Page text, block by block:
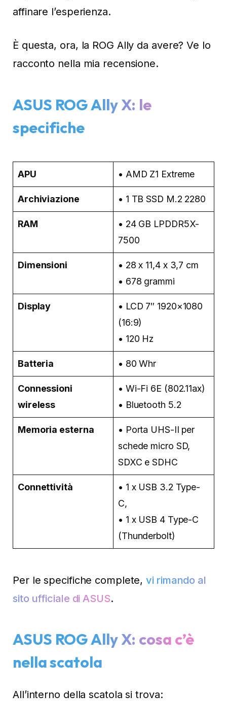
affinare l’esperienza.
È questa, ora, la ROG Ally da avere? Ve lo
racconto nella mia recensione.
ASUS ROG Ally X: le
specifiche
APU • AMD Z1 Extreme
Archiviazione • 1 TB SSD M.2 2280
RAM
• 24 GB LPDDR5X-
7500
Dimensioni
• 28 x 11,4 x 3,7 cm
• 678 grammi
Display
• LCD 7″ 1920×1080
(16:9)
• 120 Hz
Batteria • 80 Whr
Connessioni
wireless
• Wi-Fi 6E (802.11ax)
• Bluetooth 5.2
Memoria esterna
• Porta UHS-II per
schede micro SD,
SDXC e SDHC
Connettività
• 1 x USB 3.2 Type-
C,
• 1 x USB 4 Type-C
(Thunderbolt)
Per le specifiche complete,vi rimando al
sito ufficiale di ASUS.
ASUS ROG Ally X: cosa c’è
nella scatola
All’interno della scatola si trova: